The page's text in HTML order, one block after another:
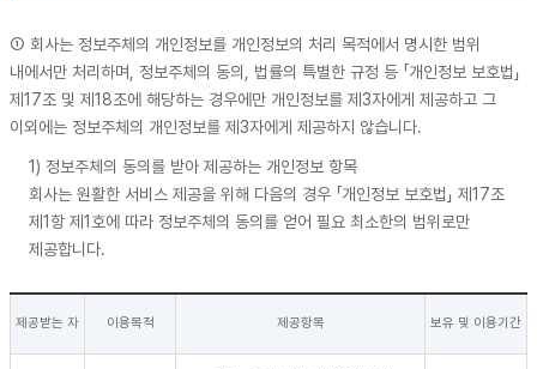
① 회사는 정보주체의 개인정보를 개인정보의 처리 목적에서 명시한 범위
내에서만 처리하며, 정보주체의 동의, 법률의 특별한 규정 등 「개인정보 보호법」
제17조 및 제18조에 해당하는 경우에만 개인정보를 제3자에게 제공하고 그
이외에는 정보주체의 개인정보를 제3자에게 제공하지 않습니다.
1) 정보주체의 동의를 받아 제공하는 개인정보 항목
회사는 원활한 서비스 제공을 위해 다음의 경우 「개인정보 보호법」 제17조
제1항 제1호에 따라 정보주체의 동의를 얻어 필요 최소한의 범위로만
제공합니다.
제공받는 자 이용목적 제공항목 보유 및 이용기간